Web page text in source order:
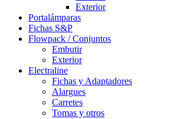
Exterior
Portalámparas
Fichas S&P
Flowpack / Conjuntos
Embutir
Exterior
Electraline
Fichas y Adaptadores
Alargues
Carretes
Tomas y otros